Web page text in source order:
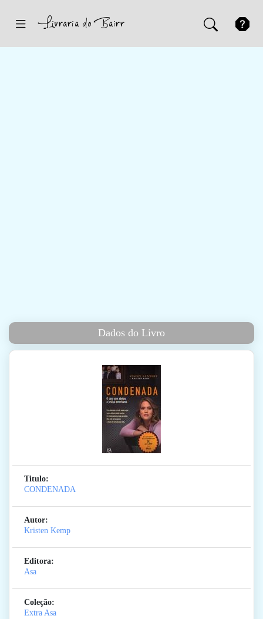
Dados do Livro
Titulo:
CONDENADA
Autor:
Kristen Kemp
Editora:
Asa
Coleção:
Extra Asa